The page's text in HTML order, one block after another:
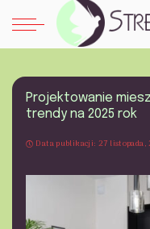
Projektowanie
trendy na 2025 rok
Data publikacji: 27